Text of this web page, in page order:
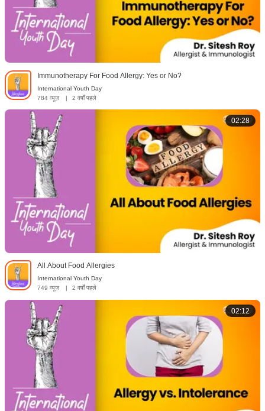
Immunotherapy For Food Allergy: Yes or No?
International Youth Day
784 व्यूज़
| 2 वर्षों पहले
02:28
All About Food Allergies
International Youth Day
749 व्यूज़
2 वर्षों पहले
02:12